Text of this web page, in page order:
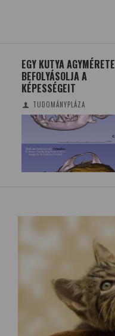
EGY KUTYA AGYMÉRETE
BEFOLYÁSOLJA A
KÉPESSÉGEIT
TUDOMÁNYPLÁZA